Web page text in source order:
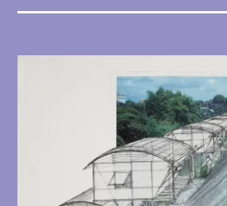
發，構想出日惹貧民村落科
讓居民得以逐步改善生活條
原及災後重建方面的創新對
影響深遠，啟迪新一代建築師
災後重建，日惹社區建築師
（可參閱全宗CA75「日惹社